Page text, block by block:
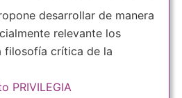
desarrollar de manera
relevante los
filosofía crítica de la
PRIVILEGIA